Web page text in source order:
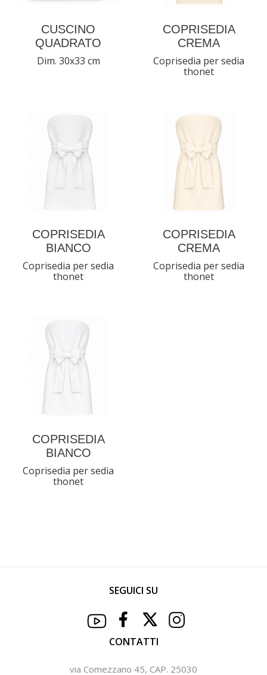
CUSCINO
QUADRATO
Dim. 30x33 cm
COPRISEDIA
CREMA
Coprisedia per sedia
thonet
COPRISEDIA
BIANCO
Coprisedia per sedia
thonet
COPRISEDIA
CREMA
Coprisedia per sedia
thonet
COPRISEDIA
BIANCO
Coprisedia per sedia
thonet
SEGUICI SU
CONTATTI
via Comezzano 45, CAP. 25030